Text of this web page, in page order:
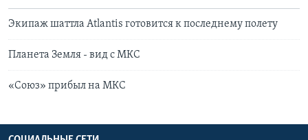
Экипаж шаттла Atlantis готовится к последнему полету
Планета Земля - вид с МКС
«Союз» прибыл на МКС